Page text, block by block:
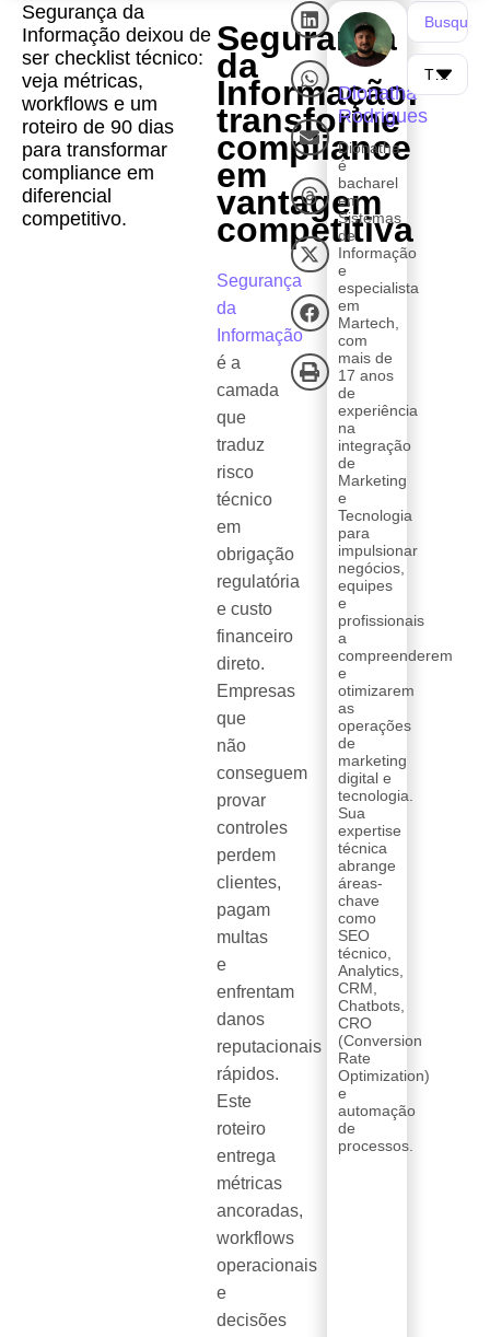
Segurança da
Informação deixou de
ser checklist técnico:
veja métricas,
workflows e um
roteiro de 90 dias
para transformar
compliance em
diferencial
competitivo.
Segurança
da
Informação:
transforme
compliance
em
vantagem
competitiva
Segurança
da
Informação
é a
camada
que
traduz
risco
técnico
em
obrigação
regulatória
e custo
financeiro
direto.
Empresas
que
não
conseguem
provar
controles
perdem
clientes,
pagam
multas
e
enfrentam
danos
reputacionais
rápidos.
Este
roteiro
entrega
métricas
ancoradas,
workflows
operacionais
e
decisões
Dionatha
Rodrigues
Dionatha
é
bacharel
em
Sistemas
de
Informação
e
especialista
em
Martech,
com
mais de
17 anos
de
experiência
na
integração
de
Marketing
e
Tecnologia
para
impulsionar
negócios,
equipes
e
profissionais
a
compreenderem
e
otimizarem
as
operações
de
marketing
digital e
tecnologia.
Sua
expertise
técnica
abrange
áreas-
chave
como
SEO
técnico,
Analytics,
CRM,
Chatbots,
CRO
(Conversion
Rate
Optimization)
e
automação
de
processos.